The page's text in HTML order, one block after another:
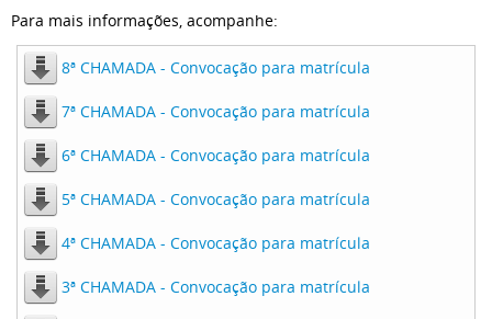
Para mais informações, acompanhe:
8ª CHAMADA - Convocação para matrícula
7ª CHAMADA - Convocação para matrícula
6ª CHAMADA - Convocação para matrícula
5ª CHAMADA - Convocação para matrícula
4ª CHAMADA - Convocação para matrícula
3ª CHAMADA - Convocação para matrícula